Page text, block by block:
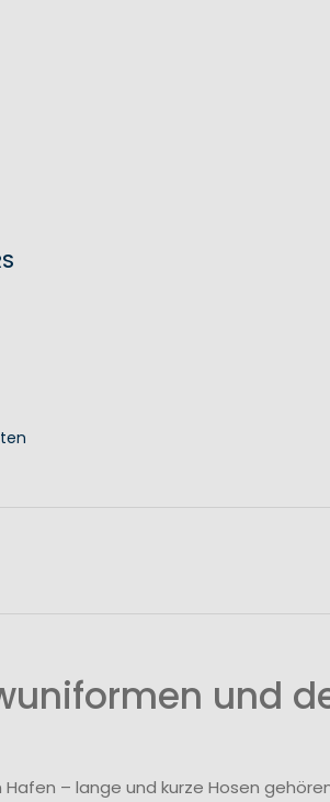
und
Hafen – lange und kurze Hosen